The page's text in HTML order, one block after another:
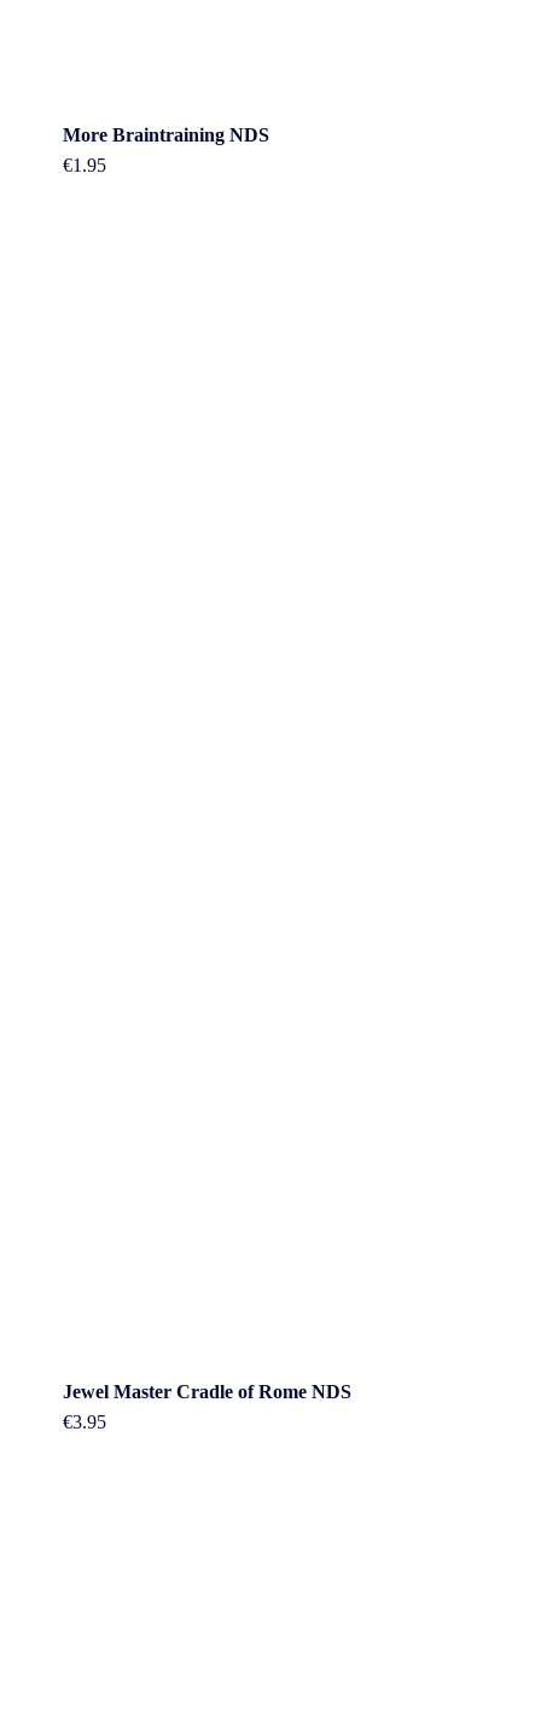
More Braintraining NDS
€1.95
Jewel Master Cradle of Rome NDS
€3.95